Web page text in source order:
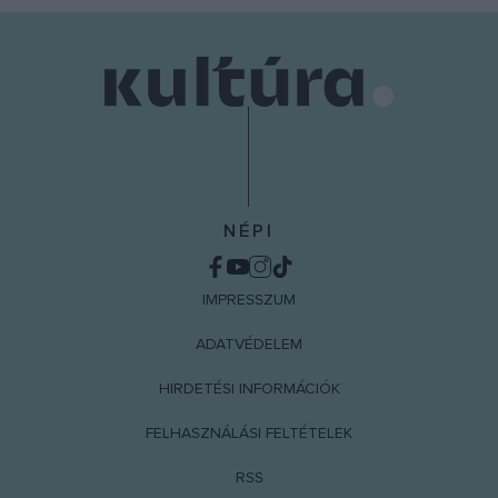
NÉPI
IMPRESSZUM
ADATVÉDELEM
HIRDETÉSI INFORMÁCIÓK
FELHASZNÁLÁSI FELTÉTELEK
RSS